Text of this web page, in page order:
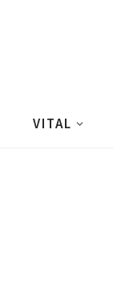
VITAL